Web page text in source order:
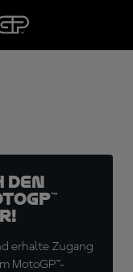
den
erhalte Zugang
MotoGP™-